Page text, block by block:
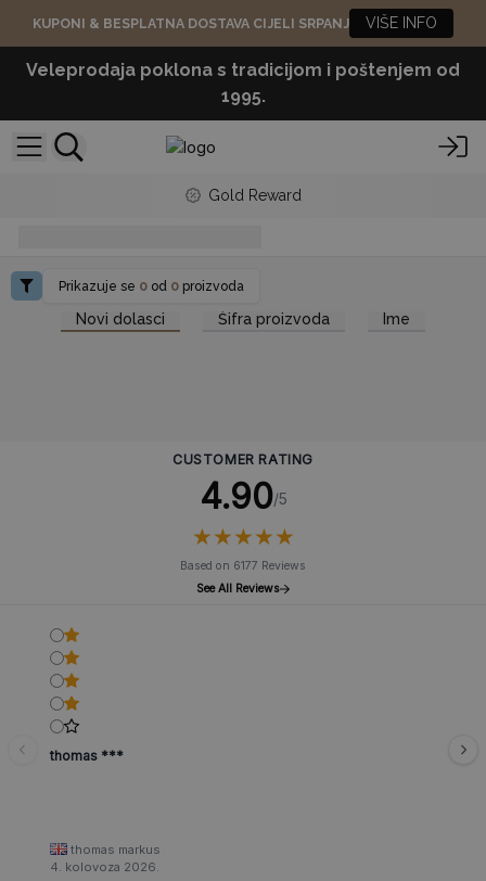
KUPONI & BESPLATNA DOSTAVA CIJELI SRPANJ VIŠE INFO
Veleprodaja poklona s tradicijom i poštenjem od
1995.
Gold Reward
Prikazuje se 0 od 0 proizvoda
Novi dolasci Šifra proizvoda Ime
CUSTOMER RATING
4.90/5
★★★★★
★★★★★
Based on 6177 Reviews
See All Reviews
thomas ***
thomas markus
4. kolovoza 2026.